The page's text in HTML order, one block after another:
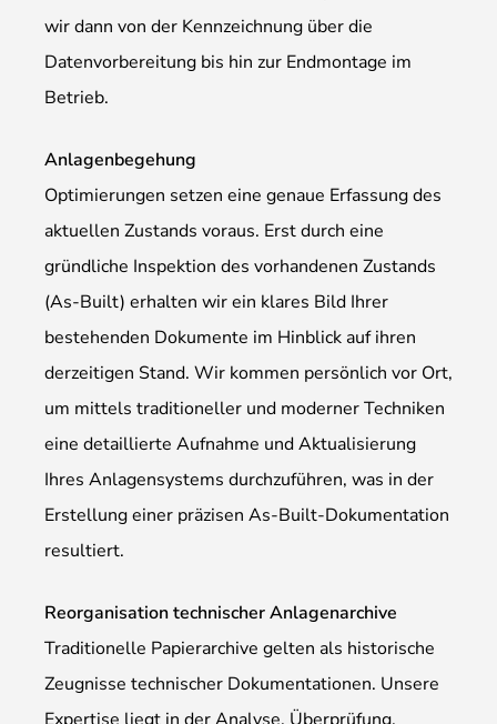
wir dann von der Kennzeichnung über die
Datenvorbereitung bis hin zur Endmontage im
Betrieb.
Anlagenbegehung
Optimierungen setzen eine genaue Erfassung des
aktuellen Zustands voraus. Erst durch eine
gründliche Inspektion des vorhandenen Zustands
(As-Built) erhalten wir ein klares Bild Ihrer
bestehenden Dokumente im Hinblick auf ihren
derzeitigen Stand. Wir kommen persönlich vor Ort,
um mittels traditioneller und moderner Techniken
eine detaillierte Aufnahme und Aktualisierung
Ihres Anlagensystems durchzuführen, was in der
Erstellung einer präzisen As-Built-Dokumentation
resultiert.
Reorganisation technischer Anlagenarchive
Traditionelle Papierarchive gelten als historische
Zeugnisse technischer Dokumentationen. Unsere
Expertise liegt in der Analyse, Überprüfung,